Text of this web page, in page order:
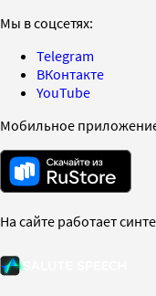
Мы в соцсетях:
Telegram
ВКонтакте
YouTube
Мобильное
На сайте работает